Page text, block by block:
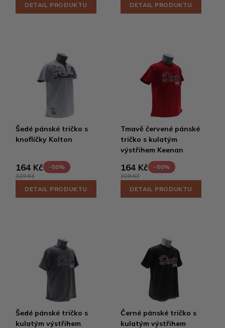
DETAIL PRODUKTU
DETAIL PRODUKTU
Šedé pánské tričko s
knoflíčky Kolton
164 Kč
-50%
329 Kč
DETAIL PRODUKTU
Tmavě červené pánské
tričko s kulatým
výstřihem Keenan
164 Kč
-50%
328 Kč
DETAIL PRODUKTU
Šedé pánské tričko s
kulatým výstřihem
Černé pánské tričko s
kulatým výstřihem